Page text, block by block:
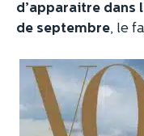
d’apparaitre dans
de septembre, le